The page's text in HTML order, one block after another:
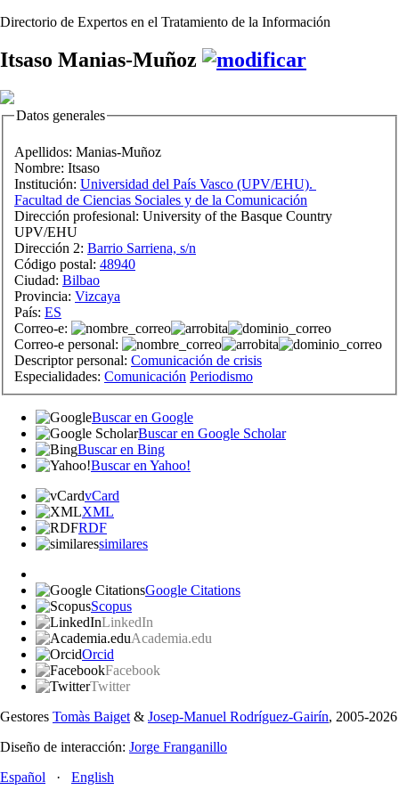
Directorio de Expertos en el Tratamiento de la Información
Itsaso Manias-Muñoz
Datos generales
Apellidos: Manias-Muñoz
Nombre: Itsaso
Institución: Universidad del País Vasco (UPV/EHU).
Facultad de Ciencias Sociales y de la Comunicación
Dirección profesional: University of the Basque Country
UPV/EHU
Dirección 2: Barrio Sarriena, s/n
Código postal: 48940
Ciudad: Bilbao
Provincia: Vizcaya
País: ES
Correo-e:
Correo-e personal:
Descriptor personal: Comunicación de crisis
Especialidades: Comunicación Periodismo
Buscar en Google
Buscar en Google Scholar
Buscar en Bing
Buscar en Yahoo!
vCard
XML
RDF
similares
Google Citations
Scopus
LinkedIn
Academia.edu
Orcid
Facebook
Twitter
Gestores Tomàs Baiget& Josep-Manuel Rodríguez-Gairín, 2005-2026
Diseño de interacción: Jorge Franganillo
Español · English